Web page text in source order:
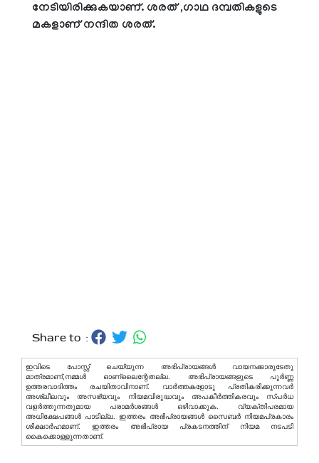
നേടിയിരിക്കുകയാണ്. ശരത് ,ഗാഥ ദമ്പതികളുടെ
മകളാണ് നന്ദിത ശരത്.
Share to :
ഇവിടെ പോസ്റ്റ് ചെയ്യുന്ന അഭിപ്രായങ്ങള്‍ വായനക്കാരുടേതു
മാത്രമാണ്,നമ്മൾ ഓണ്ലൈന്റേതല്ല. അഭിപ്രായങ്ങളുടെ പൂർണ്ണ
ഉത്തരവാദിത്തം രചയിതാവിനാണ്. വാര്‍ത്തകളോടു പ്രതികരിക്കുന്നവര്‍
അശ്ലീലവും അസഭ്യവും നിയമവിരുദ്ധവും അപകീര്‍ത്തികരവും സ്പര്‍ധ
വളര്‍ത്തുന്നതുമായ പരാമര്‍ശങ്ങള്‍ ഒഴിവാക്കുക. വ്യക്തിപരമായ
അധിക്ഷേപങ്ങള്‍ പാടില്ല. ഇത്തരം അഭിപ്രായങ്ങള്‍ സൈബര്‍ നിയമപ്രകാരം
ശിക്ഷാര്‍ഹമാണ്. ഇത്തരം അഭിപ്രായ പ്രകടനത്തിന് നിയമ നടപടി
കൈക്കൊള്ളുന്നതാണ്.